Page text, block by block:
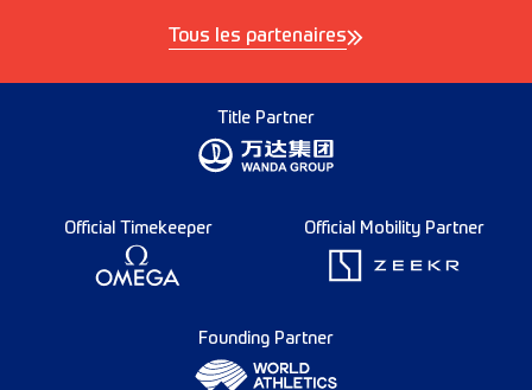
Tous les partenaires
Title Partner
Official Timekeeper Official Mobility Partner
Founding Partner